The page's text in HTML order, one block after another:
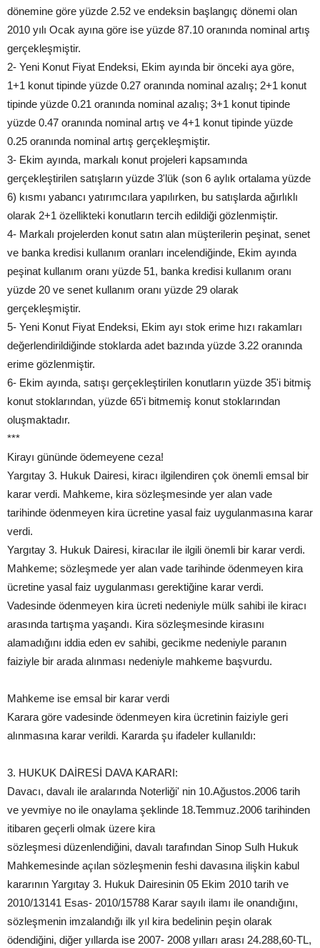
dönemine göre yüzde 2.52 ve endeksin başlangıç dönemi olan
2010 yılı Ocak ayına göre ise yüzde 87.10 oranında nominal artış
gerçekleşmiştir.
2- Yeni Konut Fiyat Endeksi, Ekim ayında bir önceki aya göre,
1+1 konut tipinde yüzde 0.27 oranında nominal azalış; 2+1 konut
tipinde yüzde 0.21 oranında nominal azalış; 3+1 konut tipinde
yüzde 0.47 oranında nominal artış ve 4+1 konut tipinde yüzde
0.25 oranında nominal artış gerçekleşmiştir.
3- Ekim ayında, markalı konut projeleri kapsamında
gerçekleştirilen satışların yüzde 3'lük (son 6 aylık ortalama yüzde
6) kısmı yabancı yatırımcılara yapılırken, bu satışlarda ağırlıklı
olarak 2+1 özellikteki konutların tercih edildiği gözlenmiştir.
4- Markalı projelerden konut satın alan müşterilerin peşinat, senet
ve banka kredisi kullanım oranları incelendiğinde, Ekim ayında
peşinat kullanım oranı yüzde 51, banka kredisi kullanım oranı
yüzde 20 ve senet kullanım oranı yüzde 29 olarak
gerçekleşmiştir.
5- Yeni Konut Fiyat Endeksi, Ekim ayı stok erime hızı rakamları
değerlendirildiğinde stoklarda adet bazında yüzde 3.22 oranında
erime gözlenmiştir.
6- Ekim ayında, satışı gerçekleştirilen konutların yüzde 35'i bitmiş
konut stoklarından, yüzde 65'i bitmemiş konut stoklarından
oluşmaktadır.
***
Kirayı gününde ödemeyene ceza!
Yargıtay 3. Hukuk Dairesi, kiracı ilgilendiren çok önemli emsal bir
karar verdi. Mahkeme, kira sözleşmesinde yer alan vade
tarihinde ödenmeyen kira ücretine yasal faiz uygulanmasına karar
verdi.
Yargıtay 3. Hukuk Dairesi, kiracılar ile ilgili önemli bir karar verdi.
Mahkeme; sözleşmede yer alan vade tarihinde ödenmeyen kira
ücretine yasal faiz uygulanması gerektiğine karar verdi.
Vadesinde ödenmeyen kira ücreti nedeniyle mülk sahibi ile kiracı
arasında tartışma yaşandı. Kira sözleşmesinde kirasını
alamadığını iddia eden ev sahibi, gecikme nedeniyle paranın
faiziyle bir arada alınması nedeniyle mahkeme başvurdu.
Mahkeme ise emsal bir karar verdi
Karara göre vadesinde ödenmeyen kira ücretinin faiziyle geri
alınmasına karar verildi. Kararda şu ifadeler kullanıldı:
3. HUKUK DAİRESİ DAVA KARARI:
Davacı, davalı ile aralarında Noterliği' nin 10.Ağustos.2006 tarih
ve yevmiye no ile onaylama şeklinde 18.Temmuz.2006 tarihinden
itibaren geçerli olmak üzere kira
sözleşmesi düzenlendiğini, davalı tarafından Sinop Sulh Hukuk
Mahkemesinde açılan sözleşmenin feshi davasına ilişkin kabul
kararının Yargıtay 3. Hukuk Dairesinin 05 Ekim 2010 tarih ve
2010/13141 Esas- 2010/15788 Karar sayılı ilamı ile onandığını,
sözleşmenin imzalandığı ilk yıl kira bedelinin peşin olarak
ödendiğini, diğer yıllarda ise 2007- 2008 yılları arası 24.288,60-TL,